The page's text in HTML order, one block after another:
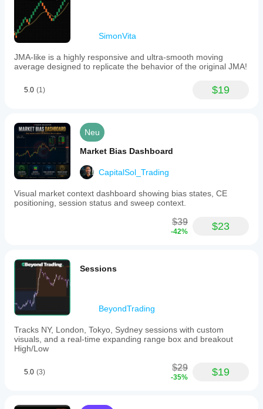
SimonVita
JMA-like is a highly responsive and ultra-smooth moving
average designed to replicate the behavior of the original JMA!
5.0 (1) $19
Neu
Market Bias Dashboard
CapitalSol_Trading
Visual market context dashboard showing bias states, CE
positioning, session status and sweep context.
$39
-42% $23
Sessions
BeyondTrading
Tracks NY, London, Tokyo, Sydney sessions with custom
visuals, and a real-time expanding range box and breakout
High/Low
5.0 (3) $29
-35% $19